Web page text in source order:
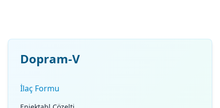
Dopram-V
İlaç Formu